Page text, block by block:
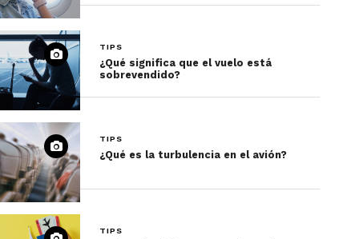
TIPS
¿Qué significa que el vuelo está
sobrevendido?
TIPS
¿Qué es la turbulencia en el avión?
TIPS